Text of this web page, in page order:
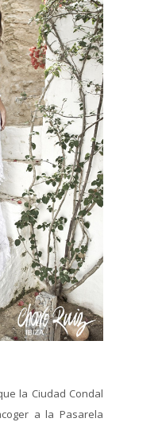
la Ciudad Condal
a la Pasarela